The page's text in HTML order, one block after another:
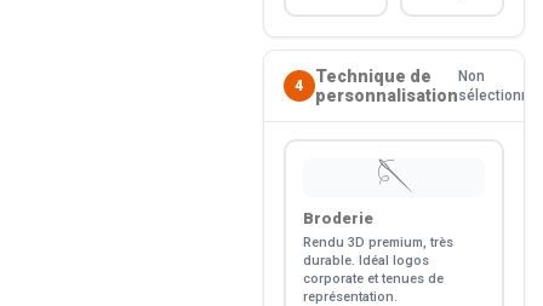
4
Technique de
personnalisation
Non
sélectionné
🪡
Broderie
Rendu 3D premium, très
durable. Idéal logos
corporate et tenues de
représentation.